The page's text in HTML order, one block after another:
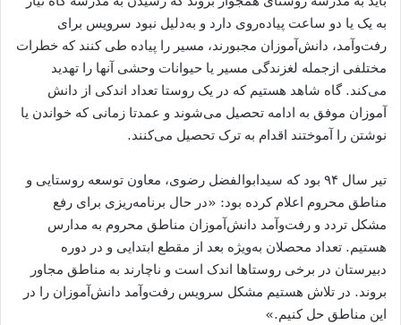
به یک یا دو ساعت پیاده‌روی دارد و به‌دلیل نبود سرویس برای
رفت‌وآمد، دانش‌آموزان مجبورند، مسیر را پیاده طی کنند که خطرات
مختلفی ازجمله لغزندگی مسیر یا حیوانات وحشی آنها را تهدید
می‌کند. گاه شاهد هستیم که در یک روستا تعداد اندکی از دانش
‌آموزان موفق به ادامه تحصیل می‌شوند و عمدتا زمانی که خواندن یا
نوشتن را آموختند اقدام به ترک تحصیل می‌کنند.
تیر سال ۹۴ بود که سیدابوالفضل رضوی، معاون توسعه روستایی و
مناطق محروم اعلام کرده بود: «در حال برنامه‌ریزی برای رفع
مشکل تردد و رفت‌وآمد دانش‌آموزان مناطق محروم به مدارس
هستیم. تعداد محصلان به‌ویژه بعد از مقطع ابتدایی و در دوره
دبیرستان در برخی روستاها اندک است و ناچارند به مناطق مجاور
بروند. در تلاش هستیم مشکل سرویس رفت‌وآمد دانش‌آموزان را در
این مناطق حل کنیم.»